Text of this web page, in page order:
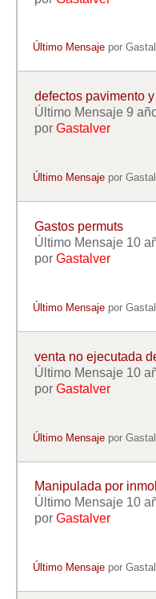
Último Mensaje por
defectos pavimento
Último Mensaje 9
por Gastalver
Último Mensaje por
Gastos permuts
Último Mensaje 10
por Gastalver
Último Mensaje por
venta no ejecutada
Último Mensaje 10
por Gastalver
Último Mensaje por
Manipulada por
Último Mensaje 10
por Gastalver
Último Mensaje por